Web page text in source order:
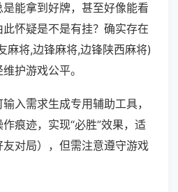
能拿到好牌，甚至好像能看
怀疑是不是有挂？确实存在
麻将,边锋麻将,边锋陕西麻将)
护游戏公平。
入需求生成专用辅助工具，
痕迹，实现“必胜”效果，适
对局），但需注意遵守游戏